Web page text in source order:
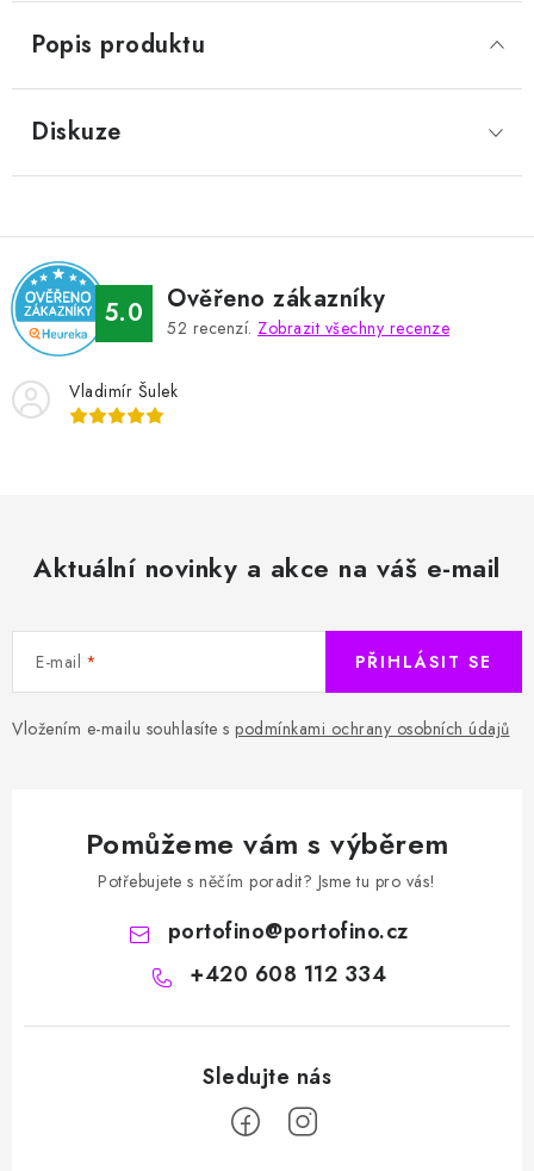
Popis produktu
Diskuze
5.0 Ověřeno zákazníky
52 recenzí. Zobrazit všechny recenze
Vladimír Šulek
Aktuální novinky a akce na váš e-mail
E-mail
Vložením e-mailu souhlasíte s podmínkami ochrany osobních údajů
PŘIHLÁSIT SE
Pomůžeme vám s výběrem
Potřebujete s něčím poradit? Jsme tu pro vás!
portofino@portofino.cz
+420 608 112 334